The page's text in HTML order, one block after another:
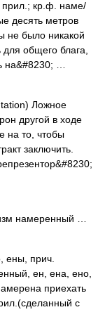
кр.ф. наме/
десять метров
не было никакой
общего блага,
на&#8230; …
Ложное
другой в ходе
на то, чтобы
заключить.
намеренный …
ены, прич.
ен, ена, ено,
приехать
с